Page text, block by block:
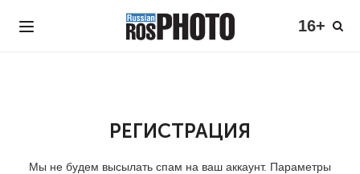
16+
РЕГИСТРАЦИЯ
Мы не будем высылать спам на ваш аккаунт. Параметры